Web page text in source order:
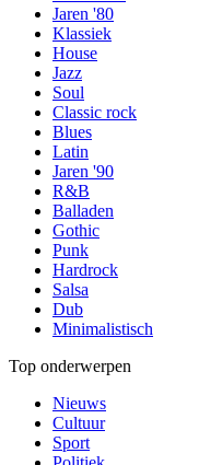
Jaren '80
Klassiek
House
Jazz
Soul
Classic rock
Blues
Latin
Jaren '90
R&B
Balladen
Gothic
Punk
Hardrock
Salsa
Dub
Minimalistisch
Top onderwerpen
Nieuws
Cultuur
Sport